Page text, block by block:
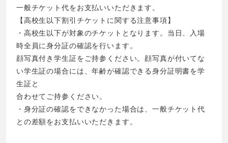
一般チケット代をお支払いいただきます。
【高校生以下割引チケットに関する注意事項】
・高校生以下が対象のチケットとなります。当日、入場
時全員に身分証の確認を行います。
顔写真付き学生証をご持参ください。顔写真が付いてな
い学生証の場合には、年齢が確認できる身分証明書を学
生証と
合わせてご持参ください。
・身分証の確認をできなかった場合は、一般チケット代
との差額をお支払いいただきます。